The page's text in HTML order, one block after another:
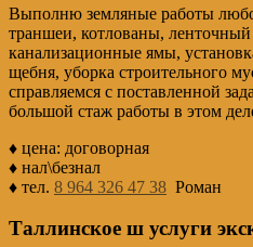
Выполню земляные работы
траншеи, котлованы,
канализационные ямы,
щебня, уборка строительного
справляемся с поставленной
большой стаж работы в этом
♦ цена: договорная
♦ нал\безнал
♦ тел. 8 964 326 47 38 Роман
Таллинское ш услуги